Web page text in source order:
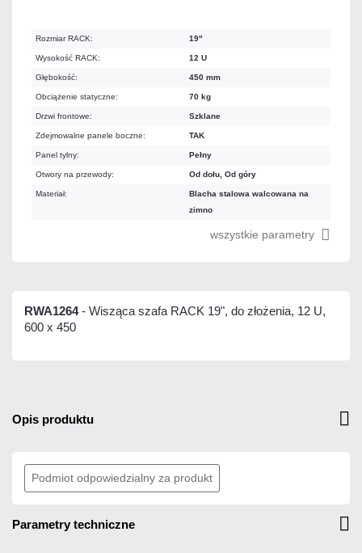
Rozmiar RACK: 19"
Wysokość RACK: 12 U
Głębokość: 450 mm
Obciążenie statyczne: 70 kg
Drzwi frontowe: Szklane
Zdejmowalne panele boczne: TAK
Panel tylny: Pełny
Otwory na przewody: Od dołu, Od góry
Materiał:
Blacha stalowa walcowana na
zimno
wszystkie parametry
RWA1264- Wisząca szafa RACK 19", do złożenia, 12 U,
600 x 450
opis produktu
Podmiot odpowiedzialny za produkt
parametry techniczne